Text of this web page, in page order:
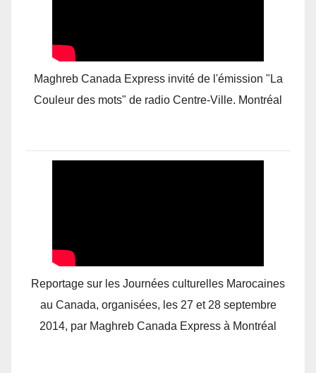
Maghreb Canada Express invité de l'émission "La
Couleur des mots" de radio Centre-Ville. Montréal
Reportage sur les Journées culturelles Marocaines
au Canada, organisées, les 27 et 28 septembre
2014, par Maghreb Canada Express à Montréal